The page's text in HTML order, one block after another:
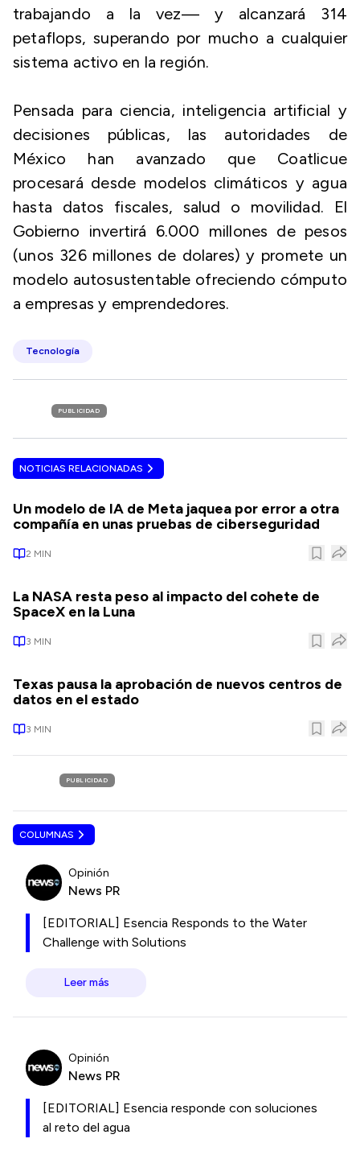
trabajando a la vez— y alcanzará 314
petaflops, superando por mucho a cualquier
sistema activo en la región.
Pensada para ciencia, inteligencia artificial y
decisiones públicas, las autoridades de
México han avanzado que Coatlicue
procesará desde modelos climáticos y agua
hasta datos fiscales, salud o movilidad. El
Gobierno invertirá 6.000 millones de pesos
(unos 326 millones de dolares) y promete un
modelo autosustentable ofreciendo cómputo
a empresas y emprendedores.
Tecnología
PUBLICIDAD
NOTICIAS RELACIONADAS
Un modelo de IA de Meta jaquea por error a otra
compañía en unas pruebas de ciberseguridad
2 MIN
La NASA resta peso al impacto del cohete de
SpaceX en la Luna
3 MIN
Texas pausa la aprobación de nuevos centros de
datos en el estado
3 MIN
PUBLICIDAD
COLUMNAS
Opinión
News PR
[EDITORIAL] Esencia Responds to the Water
Challenge with Solutions
Leer más
Opinión
News PR
[EDITORIAL] Esencia responde con soluciones
al reto del agua